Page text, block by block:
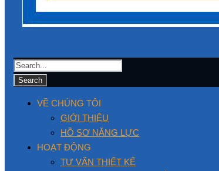
VỀ CHÚNG TÔI
GIỚI THIỆU
HỒ SƠ NĂNG LỰC
HOẠT ĐỘNG
TƯ VẤN THIẾT KẾ